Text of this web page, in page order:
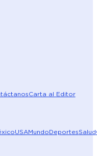
Carta al Editor
USAMundoDeportesSalud